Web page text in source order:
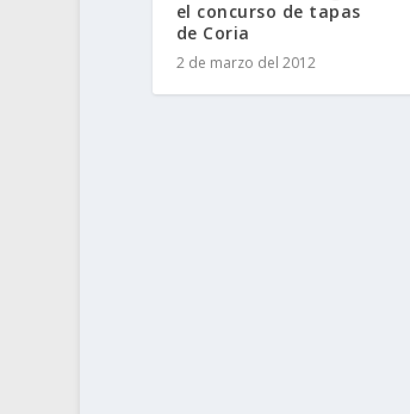
el concurso de tapas
de Coria
2 de marzo del 2012